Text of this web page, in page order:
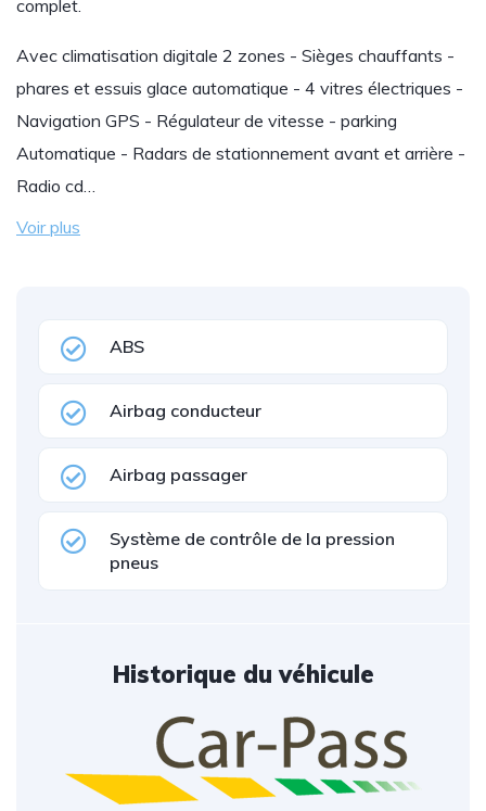
complet.
Avec climatisation digitale 2 zones - Sièges chauffants -
phares et essuis glace automatique - 4 vitres électriques -
Navigation GPS - Régulateur de vitesse - parking
Automatique - Radars de stationnement avant et arrière -
Radio cd…
Voir plus
ABS
Airbag conducteur
Airbag passager
Système de contrôle de la pression
pneus
Historique du véhicule